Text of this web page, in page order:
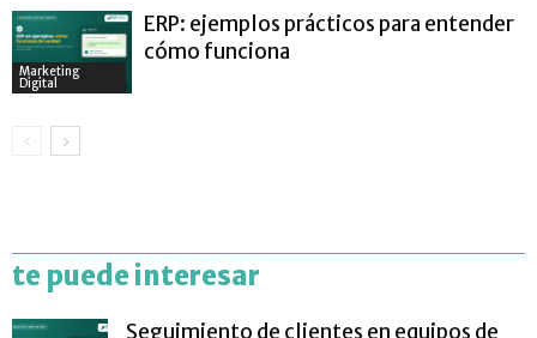
Marketing
Digital
ERP: ejemplos prácticos para entender
cómo funciona
te puede interesar
Seguimiento de clientes en equipos de